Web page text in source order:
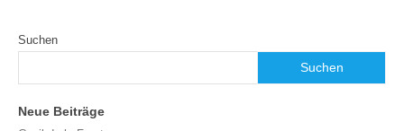
Suchen
Suchen
Neue Beiträge